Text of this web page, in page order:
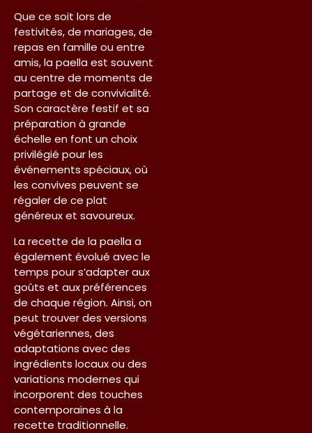
Que ce soit lors de
festivités, de mariages, de
repas en famille ou entre
amis, la paella est souvent
au centre de moments de
partage et de convivialité.
Son caractère festif et sa
préparation à grande
échelle en font un choix
privilégié pour les
événements spéciaux, où
les convives peuvent se
régaler de ce plat
généreux et savoureux.
La recette de la paella a
également évolué avec le
temps pour s’adapter aux
goûts et aux préférences
de chaque région. Ainsi, on
peut trouver des versions
végétariennes, des
adaptations avec des
ingrédients locaux ou des
variations modernes qui
incorporent des touches
contemporaines à la
recette traditionnelle.